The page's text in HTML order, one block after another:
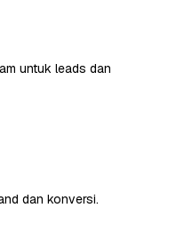
untuk leads dan
dan konversi.